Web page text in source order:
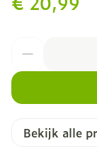
Bekijk alle